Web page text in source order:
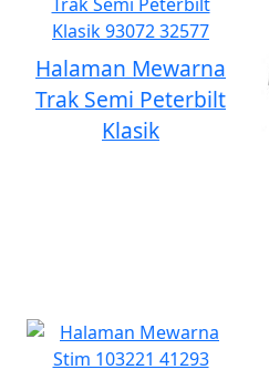
Halaman Mewarna
Trak Semi Peterbilt
Klasik